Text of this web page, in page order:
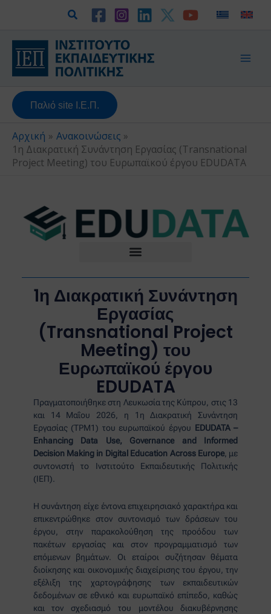
περιεχόμενο
Αναζήτηση
Παλιό site Ι.Ε.Π.
Αρχική
Ανακοινώσεις
1η Διακρατική Συνάντηση Εργασίας (Transnational
Project Meeting) του Ευρωπαϊκού έργου EDUDATA
1η Διακρατική Συνάντηση
Εργασίας
(Transnational Project
Meeting) του
Ευρωπαϊκού έργου
EDUDATA
Πραγματοποιήθηκε στη Λευκωσία της Κύπρου, στις 13
και 14 Μαΐου 2026, η 1η Διακρατική Συνάντηση
Εργασίας (TPM1) του ευρωπαϊκού έργου EDUDATA –
Enhancing Data Use, Governance and Informed
Decision Making in Digital Education Across Europe, με
συντονιστή το Ινστιτούτο Εκπαιδευτικής Πολιτικής
(ΙΕΠ).
Η συνάντηση είχε έντονα επιχειρησιακό χαρακτήρα και
επικεντρώθηκε στον συντονισμό των δράσεων του
έργου, στην παρακολούθηση της προόδου των
πακέτων εργασίας και στον προγραμματισμό των
επόμενων βημάτων. Οι εταίροι συζήτησαν θέματα
διοίκησης και οικονομικής διαχείρισης του έργου, την
εξέλιξη της χαρτογράφησης των εκπαιδευτικών
δεδομένων σε εθνικό και ευρωπαϊκό επίπεδο, καθώς
και τον σχεδιασμό του μοντέλου διακυβέρνησης